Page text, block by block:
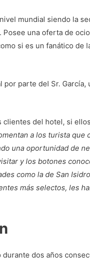
mundial siendo la
una oferta de
si es un fanático de
parte del Sr.
del hotel, si
a los turista que
una oportunidad de
y los botones
como la de San
más selectos, les
dos años